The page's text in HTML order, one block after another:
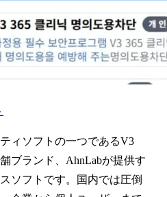
ィソフトの一つであるV3
ブランド、AhnLabが提供す
ソフトです。国内では圧倒